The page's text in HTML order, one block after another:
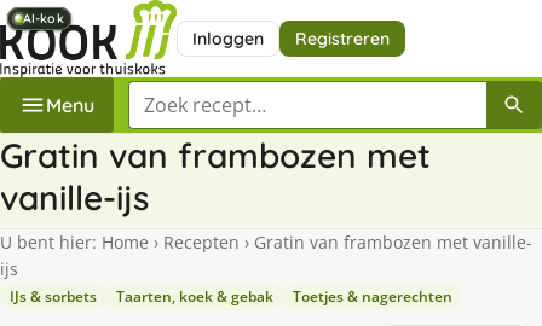
Inloggen Registreren
Menu Zoek een recept
Gratin van frambozen met
vanille-ijs
U bent hier: Home › Recepten › Gratin van frambozen met vanille-
ijs
IJs & sorbets Taarten, koek & gebak Toetjes & nagerechten
AI-kok
AI-kok
AI-kok
AI-kok
AI-kok